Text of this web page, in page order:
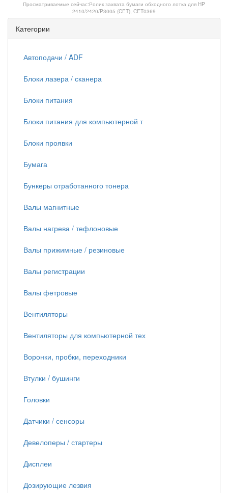
Просматриваемые сейчас:Ролик захвата бумаги обходного лотка для HP
2410/2420/P3005 (CET), CET0369
Категории
Автоподачи / ADF
Блоки лазера / сканера
Блоки питания
Блоки питания для компьютерной т
Блоки проявки
Бумага
Бункеры отработанного тонера
Валы магнитные
Валы нагрева / тефлоновые
Валы прижимные / резиновые
Валы регистрации
Валы фетровые
Вентиляторы
Вентиляторы для компьютерной тех
Воронки, пробки, переходники
Втулки / бушинги
Головки
Датчики / сенсоры
Девелоперы / стартеры
Дисплеи
Дозирующие лезвия